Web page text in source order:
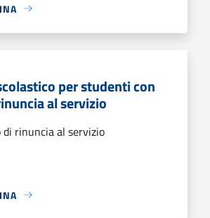
per studenti con
al servizio
di rinuncia al servizio